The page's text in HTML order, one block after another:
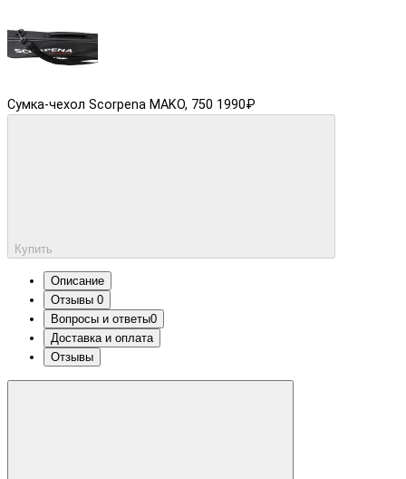
Сумка-чехол Scorpena MAKO, 750 1990₽
Купить
Описание
Отзывы 0
Вопросы и ответы0
Доставка и оплата
Отзывы